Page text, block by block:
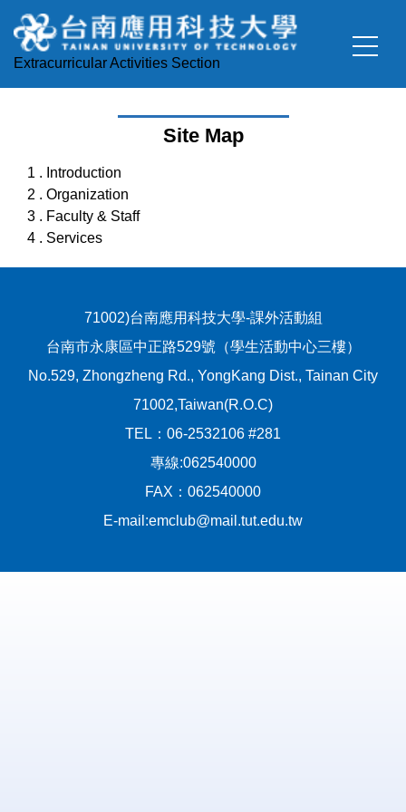
Jump
to
the
Extracurricular Activities Section
Site Map
1 . Introduction
2 . Organization
3 . Faculty & Staff
4 . Services
71002)台南應用科技大學-課外活動組
台南市永康區中正路529號（學生活動中心三樓）
No.529, Zhongzheng Rd., YongKang Dist., Tainan City
71002,Taiwan(R.O.C)
TEL：06-2532106 #281
專線:062540000
FAX：062540000
E-mail:emclub@mail.tut.edu.tw